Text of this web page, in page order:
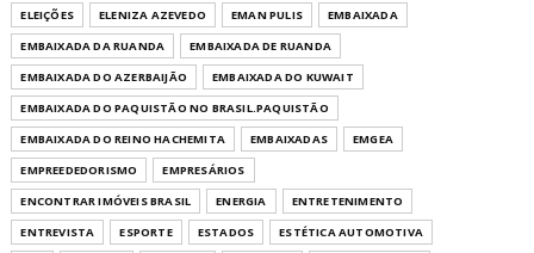
ELEIÇÕES
ELENIZA AZEVEDO EMAN PULIS
EMBAIXADA
EMBAIXADA DA RUANDA
EMBAIXADA DE RUANDA
EMBAIXADA DO AZERBAIJÃO
EMBAIXADA DO KUWAIT
EMBAIXADA DO PAQUISTÃO NO BRASIL.PAQUISTÃO
EMBAIXADA DO REINO HACHEMITA
EMBAIXADAS
EMGEA
EMPREEDEDORISMO
EMPRESÁRIOS
ENCONTRAR IMÓVEIS BRASIL
ENERGIA
ENTRETENIMENTO
ENTREVISTA
ESPORTE ESTADOS
ESTÉTICA AUTOMOTIVA